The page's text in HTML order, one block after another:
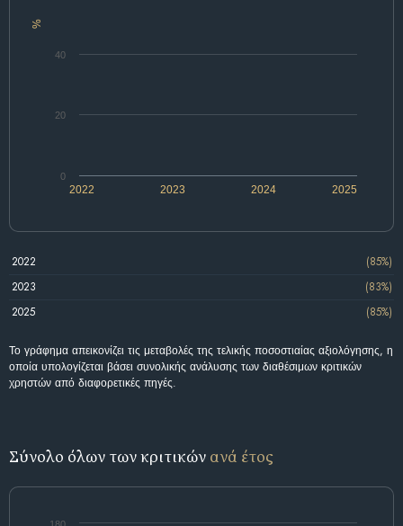
%
2022 2024
2023 2025
0
20
40
2022
(85%)
2023
(83%)
2025
(85%)
Το γράφημα απεικονίζει τις μεταβολές της τελικής ποσοστιαίας αξιολόγησης, η
οποία υπολογίζεται βάσει συνολικής ανάλυσης των διαθέσιμων κριτικών
χρηστών από διαφορετικές πηγές.
Σύνολο όλων των κριτικών ανά έτος